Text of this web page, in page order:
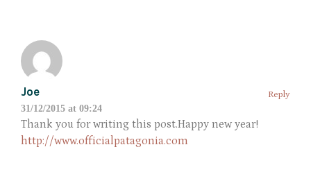
Joe
31/12/2015 at 09:24
Reply
Thank you for writing this post.Happy new year!
http://www.officialpatagonia.com